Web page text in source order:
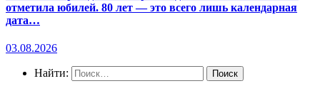
отметила юбилей. 80 лет — это всего лишь календарная
дата…
03.08.2026
Найти: